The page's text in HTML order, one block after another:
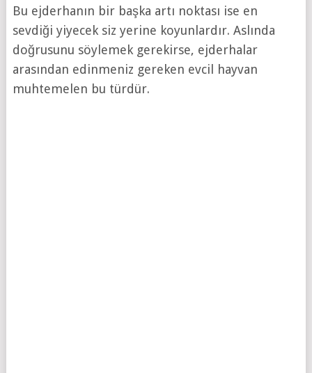
Bu ejderhanın bir başka artı noktası ise en
sevdiği yiyecek siz yerine koyunlardır. Aslında
doğrusunu söylemek gerekirse, ejderhalar
arasından edinmeniz gereken evcil hayvan
muhtemelen bu türdür.